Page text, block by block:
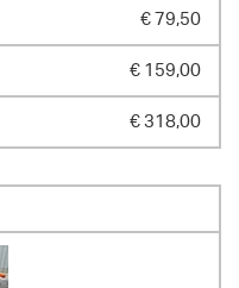
€ 79,50
€ 159,00
€ 318,00